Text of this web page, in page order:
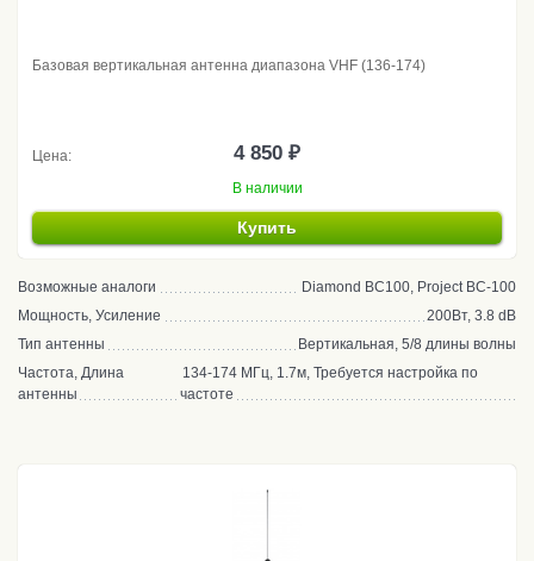
Базовая вертикальная антенна диапазона VHF (136-174)
Цена: 4 850 ₽
В наличии
Купить
Возможные аналоги
Diamond BC100, Project BC-100
Мощность, Усиление
200Вт, 3.8 dB
Тип антенны
Вертикальная, 5/8 длины волны
Частота, Длина
антенны
134-174 МГц, 1.7м, Требуется настройка по
частоте